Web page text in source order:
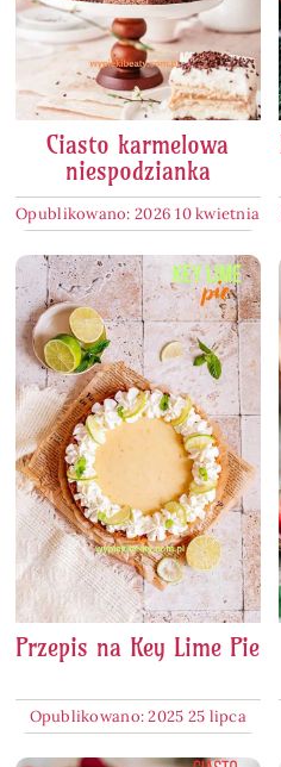
Ciasto karmelowa
niespodzianka
Opublikowano: 2026 10 kwietnia
Przepis na Key Lime Pie
Opublikowano: 2025 25 lipca